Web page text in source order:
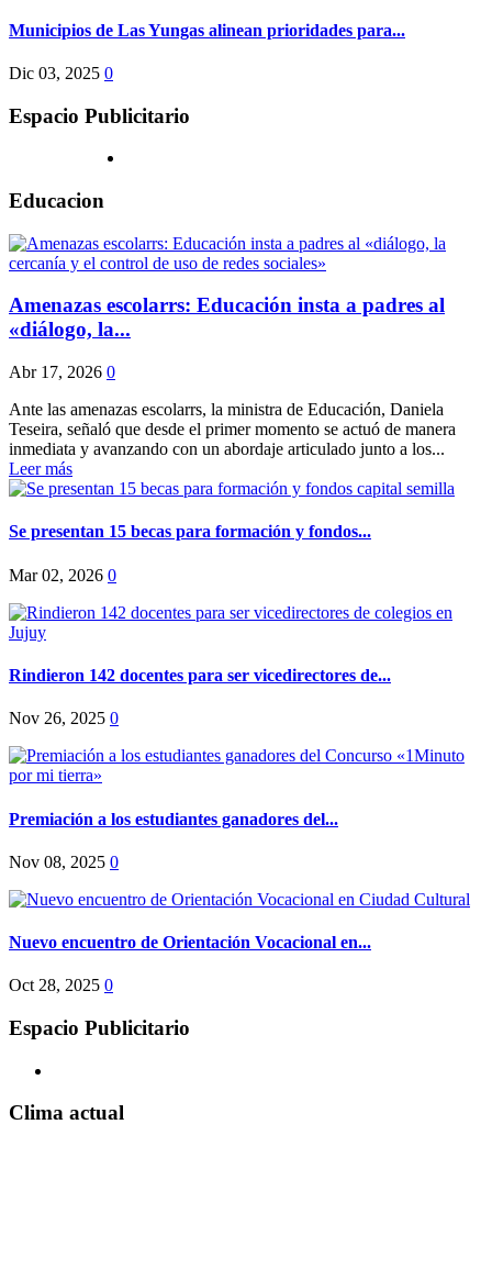
Municipios de Las Yungas alinean prioridades para...
Dic 03, 2025 0
Espacio Publicitario
Educacion
Amenazas escolarrs: Educación insta a padres al
«diálogo, la...
Abr 17, 2026 0
Ante las amenazas escolarrs, la ministra de Educación, Daniela
Teseira, señaló que desde el primer momento se actuó de manera
inmediata y avanzando con un abordaje articulado junto a los...
Leer más
Se presentan 15 becas para formación y fondos...
Mar 02, 2026 0
Rindieron 142 docentes para ser vicedirectores de...
Nov 26, 2025 0
Premiación a los estudiantes ganadores del...
Nov 08, 2025 0
Nuevo encuentro de Orientación Vocacional en...
Oct 28, 2025 0
Espacio Publicitario
Clima actual